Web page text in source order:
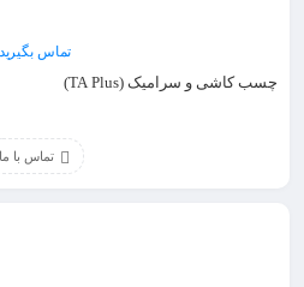
تماس بگیرید
چسب کاشی و سرامیک (TA Plus)​
تماس با ما